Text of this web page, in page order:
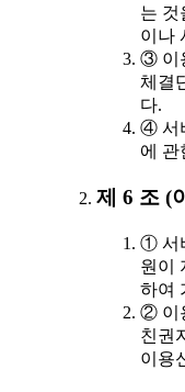
는 것
이나
③ 이
체결
다.
④ 서
에 관
제 6 조 (
① 서
원이
하여
② 이
친권
이용